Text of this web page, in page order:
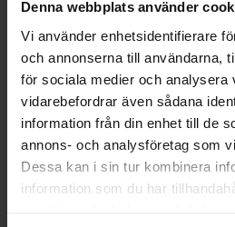
Denna webbplats använder
Vi använder enhetsidentifierare
och annonserna till användarna,
för sociala medier och analysera
vidarebefordrar även sådana
information från din enhet till de
annons- och analysföretag som
Dessa kan i sin tur kombinera
information som du har
Nye
Ny!